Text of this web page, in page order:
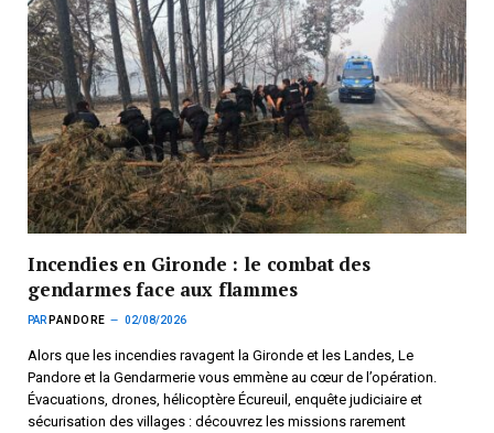
Incendies en Gironde : le combat des
gendarmes face aux flammes
PAR PANDORE 02/08/2026
Alors que les incendies ravagent la Gironde et les Landes, Le
Pandore et la Gendarmerie vous emmène au cœur de l’opération.
Évacuations, drones, hélicoptère Écureuil, enquête judiciaire et
sécurisation des villages : découvrez les missions rarement